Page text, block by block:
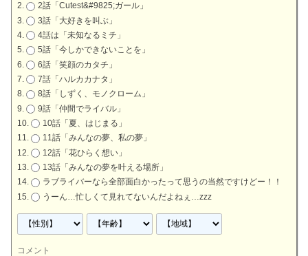
2話「Cutest&#9825;ガール」
3話「大好きを叫ぶ」
4話は「未知なるミチ」
5話「今しかできないことを」
6話「笑顔のカタチ」
7話「ハルカカナタ」
8話「しずく、モノクローム」
9話「仲間でライバル」
10話「夏、はじまる」
11話「みんなの夢、私の夢」
12話「花ひらく想い」
13話「みんなの夢を叶える場所」
ラブライバーなら全部面白かったって思うの当然ですけどー！！
うーん…忙しくて見れてないんだよねぇ…zzz
コメント